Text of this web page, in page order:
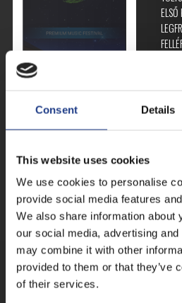
Consent Details
This website uses cookies
We use cookies to personalise
provide social media features
We also share information about
our social media, advertising
may combine it with other
provided to them or that they’ve
of their services.